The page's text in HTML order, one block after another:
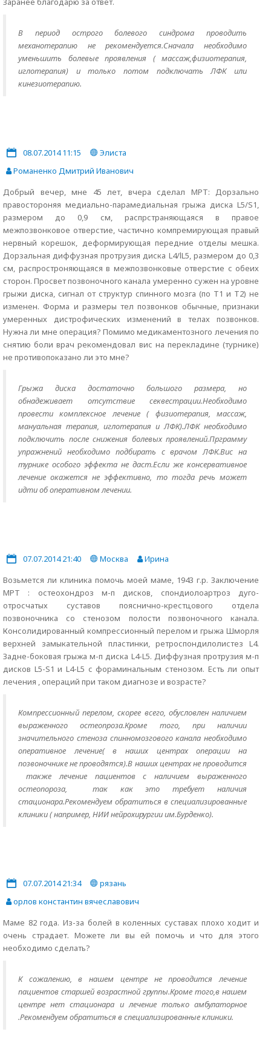
В период острого болевого синдрома проводить
механотерапию не рекомендуется.Сначала необходимо
уменьшить болевые проявления ( массаж,физиотерапия,
иглотерапия) и только потом подключать ЛФК или
кинезиотерапию.
08.07.2014 11:15
Элиста
Романенко Дмитрий Иванович
Добрый вечер, мне 45 лет, вчера сделал МРТ: Дорзально
правостороняя медиально-парамедиальная грыжа диска L5/S1,
размером до 0,9 см, распрстраняющаяся в правое
межпозвонковое отверстие, частично компремирующая правый
нервный корешок, деформирующая передние отделы мешка.
Дорзальная диффузная протрузия диска L4/lL5, размером до 0,3
см, распростроняющаяся в межпозвонковые отверстие с обеих
сторон. Просвет позвоночного канала умеренно сужен на уровне
грыжи диска, сигнал от структур спинного мозга (по Т1 и Т2) не
изменен. Форма и размеры тел позвонков обычные, признаки
умеренных дистрофических изменений в телах позвонков.
Нужна ли мне операция? Помимо медикаментозного лечения по
снятию боли врач рекомендовал вис на перекладине (турнике)
не противопоказано ли это мне?
Грыжа диска достаточно большого размера, но
обнадеживает отсутствие секвестрации.Необходимо
провести комплексное лечение ( физиотерапия, массаж,
мануальная терапия, иглотерапия и ЛФК).ЛФК необходимо
подключить после снижения болевых проявлений.Прграмму
упражнений необходимо подбирать с врачом ЛФК.Вис на
турнике особого эффекта не даст.Если же консервативное
лечение окажется не эффективно, то тогда речь может
идти об оперативном лечении.
07.07.2014 21:40 Москва
Ирина
Возьмется ли клиника помочь моей маме, 1943 г.р. Заключение
МРТ : остеохондроз м-п дисков, спондиолоартроз дуго-
отросчатых суставов пояснично-крестцового отдела
позвоночника со стенозом полости позвоночного канала.
Консолидированный компрессионный перелом и грыжа Шморля
верхней замыкательной пластинки, ретроспондилолистез L4.
Задне-боковая грыжа м-п диска L4-L5. Диффузная протрузия м-п
дисков L5-S1 и L4-L5 с фораминальным стенозом. Есть ли опыт
лечения , операций при таком диагнозе и возрасте?
Компрессионный перелом, скорее всего, обусловлен наличием
выраженного остеопроза.Кроме того, при наличии
значительного стеноза спинномозгового канала необходимо
оперативное лечение( в наших центрах операции на
позвоночнике не проводятся).В наших центрах не проводится
также лечение пациентов с наличием выраженного
остеопороза, так как это требует наличия
стационара.Рекомендуем обратиться в специализированные
клиники ( например, НИИ нейрохирургии им.Бурденко).
07.07.2014 21:34
рязань
орлов константин вячеславович
Маме 82 года. Из-за болей в коленных суставах плохо ходит и
очень страдает. Можете ли вы ей помочь и что для этого
необходимо сделать?
К сожалению, в нашем центре не проводится лечение
пациентов старшей возрастной группы.Кроме того,в нашем
центре нет стационара и лечение только амбулаторное
.Рекомендуем обратиться в специализированные клиники.